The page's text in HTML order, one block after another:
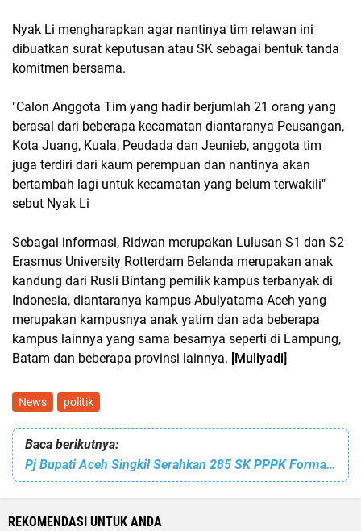
Nyak Li mengharapkan agar nantinya tim relawan ini
dibuatkan surat keputusan atau SK sebagai bentuk tanda
komitmen bersama.
"Calon Anggota Tim yang hadir berjumlah 21 orang yang
berasal dari beberapa kecamatan diantaranya Peusangan,
Kota Juang, Kuala, Peudada dan Jeunieb, anggota tim
juga terdiri dari kaum perempuan dan nantinya akan
bertambah lagi untuk kecamatan yang belum terwakili"
sebut Nyak Li
Sebagai informasi, Ridwan merupakan Lulusan S1 dan S2
Erasmus University Rotterdam Belanda merupakan anak
kandung dari Rusli Bintang pemilik kampus terbanyak di
Indonesia, diantaranya kampus Abulyatama Aceh yang
merupakan kampusnya anak yatim dan ada beberapa
kampus lainnya yang sama besarnya seperti di Lampung,
Batam dan beberapa provinsi lainnya. [Muliyadi]
News politik
Baca berikutnya:
Pj Bupati Aceh Singkil Serahkan 285 SK PPPK Formasi 2022
REKOMENDASI UNTUK ANDA